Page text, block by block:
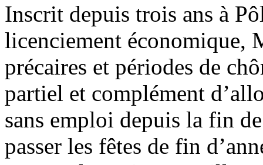
Inscrit depuis trois ans à
licenciement économique,
précaires et périodes de
partiel et complément
sans emploi depuis la fin
passer les fêtes de fin